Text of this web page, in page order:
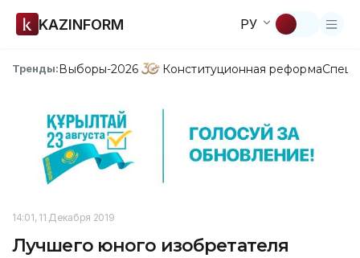
KAZINFORM РУ
Тренды:Выборы-2026 Конституционная реформа
14:01, 11 Декабря 2019
Лучшего юного изобретателя